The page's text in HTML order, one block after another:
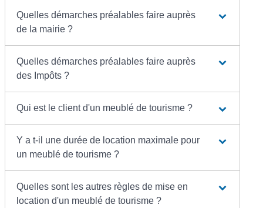
Quelles démarches préalables faire auprès
de la mairie ?
Quelles démarches préalables faire auprès
des Impôts ?
Qui est le client d'un meublé de tourisme ?
Y a t-il une durée de location maximale pour
un meublé de tourisme ?
Quelles sont les autres règles de mise en
location d'un meublé de tourisme ?